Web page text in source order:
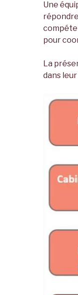
Une
pour
La
dans